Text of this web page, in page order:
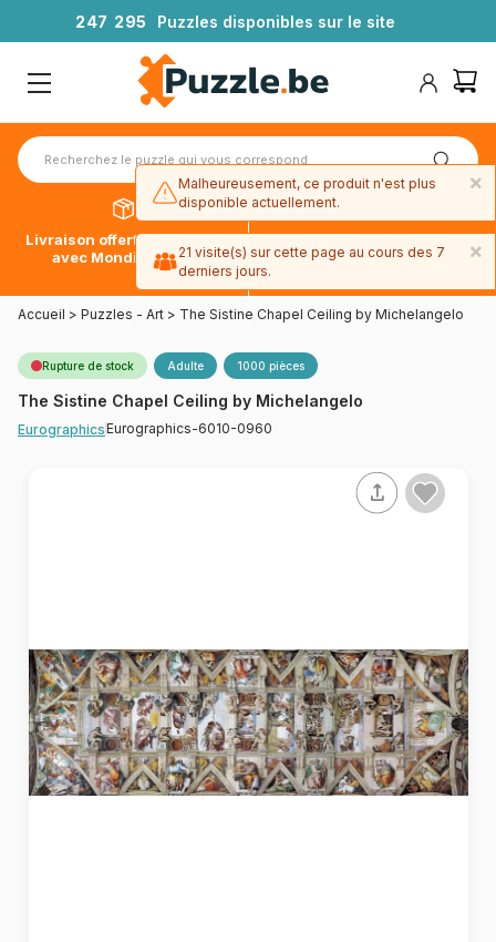
247 295 Puzzles disponibles sur le site
Livraison offerte dès 39€*
avec Mondial Relay
Paiement en 4x sans frais
avec Paypal
Accueil > Puzzles - Art > The Sistine Chapel Ceiling by Michelangelo
Rupture de stock Adulte 1000 pièces
The Sistine Chapel Ceiling by Michelangelo
EurographicsEurographics-6010-0960
×
Malheureusement, ce produit n'est plus
disponible actuellement.
×
21 visite(s) sur cette page au cours des 7
derniers jours.